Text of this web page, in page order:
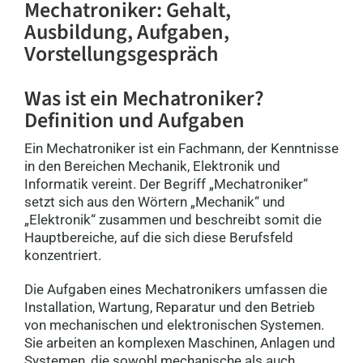
Mitarbeiter Mechatroniker (m/w/d) -
Bereich Instandhaltung Intralogistik
74889 Sinsheim
Mechatroniker:in in Mattighofen -
Vollzeit (m/w/d)
5230 Mattighofen
Elektriker/Elektroniker/Mechatronik
er als Servicemonteur (m/w/d)
28865 Lilienthal
Mechaniker / Mechatroniker (m/w/d)
27793 Wildeshausen
Lehre Mechatroniker:in
Bäckerstraße 1, 2493 Lichtenwörth
Mechatroniker: Gehalt,
Ausbildung, Aufgaben,
Vorstellungsgespräch
Was ist ein Mechatroniker?
Definition und Aufgaben
Ein Mechatroniker ist ein Fachmann, der Kenntnisse
in den Bereichen Mechanik, Elektronik und
Informatik vereint. Der Begriff „Mechatroniker“
setzt sich aus den Wörtern „Mechanik“ und
„Elektronik“ zusammen und beschreibt somit die
Hauptbereiche, auf die sich diese Berufsfeld
konzentriert.
Die Aufgaben eines Mechatronikers umfassen die
Installation, Wartung, Reparatur und den Betrieb
von mechanischen und elektronischen Systemen.
Sie arbeiten an komplexen Maschinen, Anlagen und